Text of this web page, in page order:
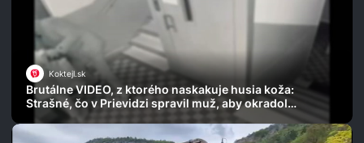
Koktejl.sk
Brutálne VIDEO, z ktorého naskakuje husia koža:
Strašné, čo v Prievidzi spravil muž, aby okradol
seniorku!